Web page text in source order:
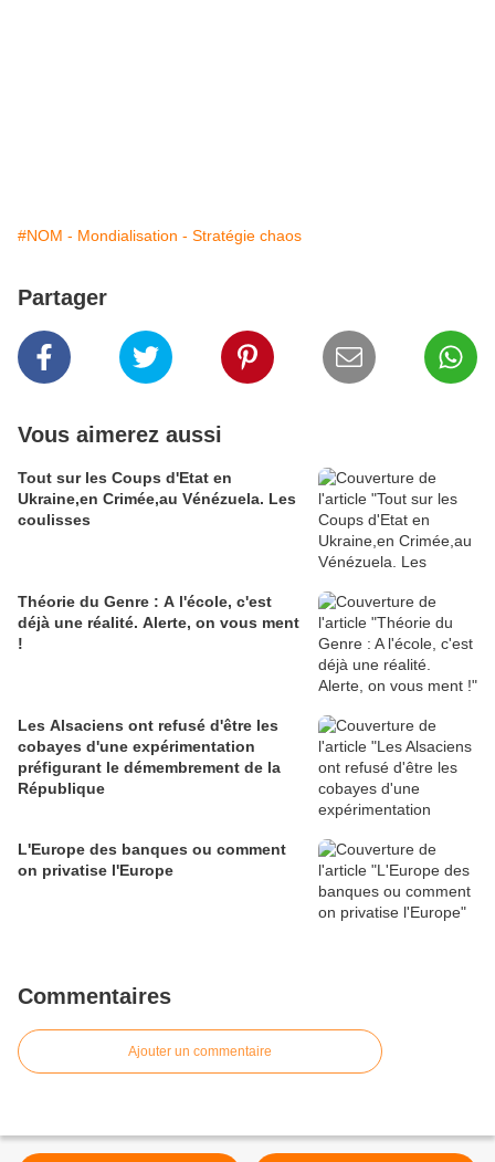
#NOM - Mondialisation - Stratégie chaos
Partager
Vous aimerez aussi
Tout sur les Coups d'Etat en
Ukraine,en Crimée,au Vénézuela. Les
coulisses
Théorie du Genre : A l'école, c'est
déjà une réalité. Alerte, on vous ment
!
Les Alsaciens ont refusé d'être les
cobayes d'une expérimentation
préfigurant le démembrement de la
République
L'Europe des banques ou comment
on privatise l'Europe
Commentaires
Ajouter un commentaire